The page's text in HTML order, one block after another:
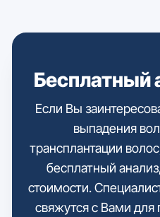
Бесплатный
Если Вы
выпадения
трансплантации
бесплатный
стоимости.
свяжутся с Вами для